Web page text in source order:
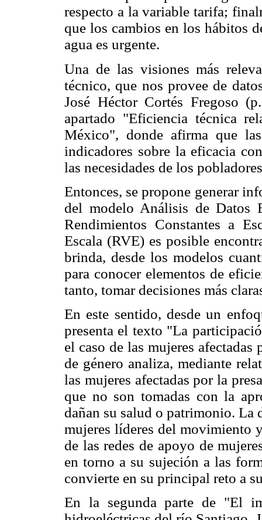
respecto a la variable tarifa;
que los cambios en los hábitos
agua es urgente.
Una de las visiones más
técnico, que nos provee de
José Héctor Cortés Fregoso
apartado "Eficiencia técnica
México", donde afirma que
indicadores sobre la eficacia
las necesidades de los
Entonces, se propone generar
del modelo Análisis de Datos
Rendimientos Constantes a
Escala (RVE) es posible
brinda, desde los modelos
para conocer elementos de
tanto, tomar decisiones más
En este sentido, desde un
presenta el texto "La
el caso de las mujeres
de género analiza, mediante
las mujeres afectadas por la
que no son tomadas con la
dañan su salud o patrimonio. La
mujeres líderes del movimiento
de las redes de apoyo de
en torno a su sujeción a las
convierte en su principal reto a
En la segunda parte de "El